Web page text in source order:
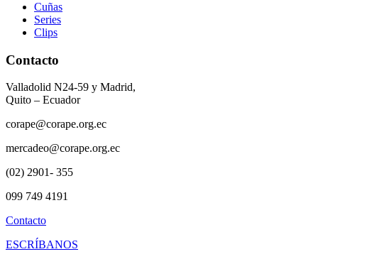
Cuñas
Series
Clips
Contacto
Valladolid N24-59 y Madrid,
Quito – Ecuador
corape@corape.org.ec
mercadeo@corape.org.ec
(02) 2901- 355
099 749 4191
Contacto
ESCRÍBANOS